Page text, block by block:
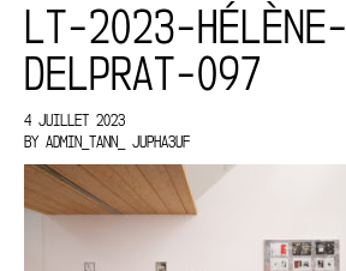
LT-2023-HÉLÈNE-
DELPRAT-097
4 JUILLET 2023
BY ADMIN_TANN_ JUPHA3UF